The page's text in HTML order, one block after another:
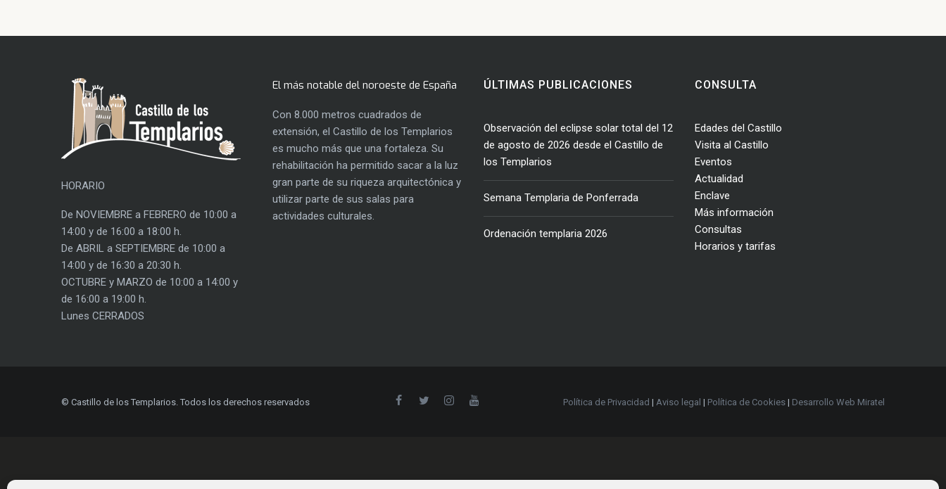
HORARIO
De NOVIEMBRE a FEBRERO de 10:00 a
14:00 y de 16:00 a 18:00 h.
De ABRIL a SEPTIEMBRE de 10:00 a
14:00 y de 16:30 a 20:30 h.
OCTUBRE y MARZO de 10:00 a 14:00 y
de 16:00 a 19:00 h.
Lunes CERRADOS
El más notable del noroeste de España
Con 8.000 metros cuadrados de
extensión, el Castillo de los Templarios
es mucho más que una fortaleza. Su
rehabilitación ha permitido sacar a la luz
gran parte de su riqueza arquitectónica y
utilizar parte de sus salas para
actividades culturales.
ÚLTIMAS PUBLICACIONES
Observación del eclipse solar total del 12
de agosto de 2026 desde el Castillo de
los Templarios
Semana Templaria de Ponferrada
Ordenación templaria 2026
CONSULTA
Edades del Castillo
Visita al Castillo
Eventos
Actualidad
Enclave
Más información
Consultas
Horarios y tarifas
© Castillo de los Templarios. Todos los derechos reservados Política de Privacidad | Aviso legal | Política de Cookies | Desarrollo Web Miratel